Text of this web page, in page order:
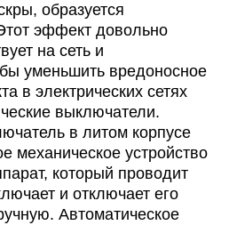
образуется
эффект довольно
на сеть и
уменьшить вредоносное
в электрических сетях
выключатели.
в литом корпусе
механическое устройство
который проводит
и отключает его
Автоматическое